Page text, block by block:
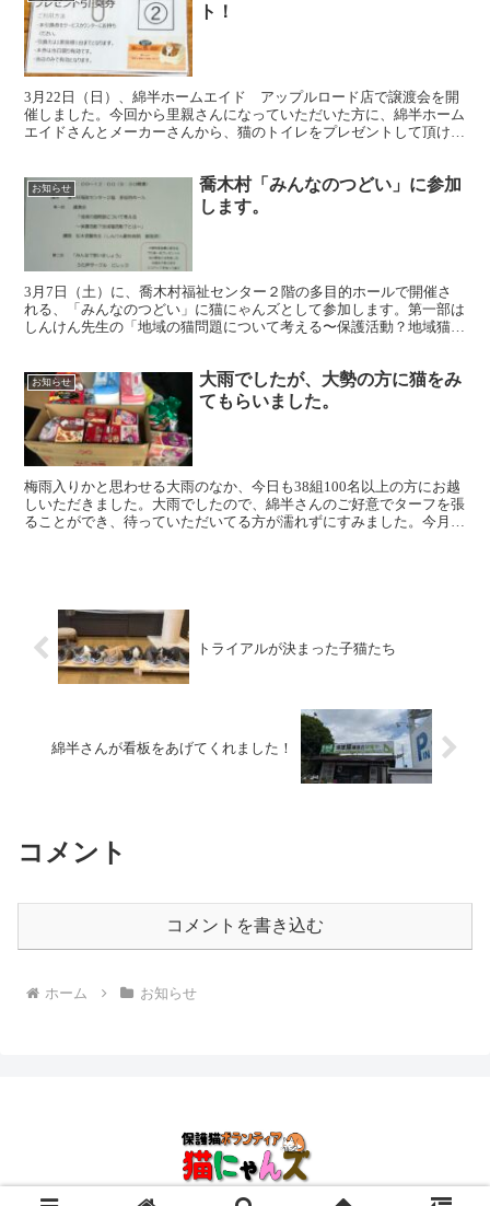
ト！
3月22日（日）、綿半ホームエイド アップルロード店で譲渡会を開
催しました。今回から里親さんになっていただいた方に、綿半ホーム
エイドさんとメーカーさんから、猫のトイレをプレゼントして頂ける
お知らせ
喬木村「みんなのつどい」に参加
します。
3月7日（土）に、喬木村福祉センター２階の多目的ホールで開催さ
れる、「みんなのつどい」に猫にゃんズとして参加します。第一部は
しんけん先生の「地域の猫問題について考える〜保護活動？地域猫活
お知らせ
大雨でしたが、大勢の方に猫をみ
てもらいました。
梅雨入りかと思わせる大雨のなか、今日も38組100名以上の方にお越
しいただきました。大雨でしたので、綿半さんのご好意でターフを張
ることができ、待っていただいてる方が濡れずにすみました。今月か
トライアルが決まった子猫たち
綿半さんが看板をあげてくれました！
コメント
コメントを書き込む
ホーム お知らせ